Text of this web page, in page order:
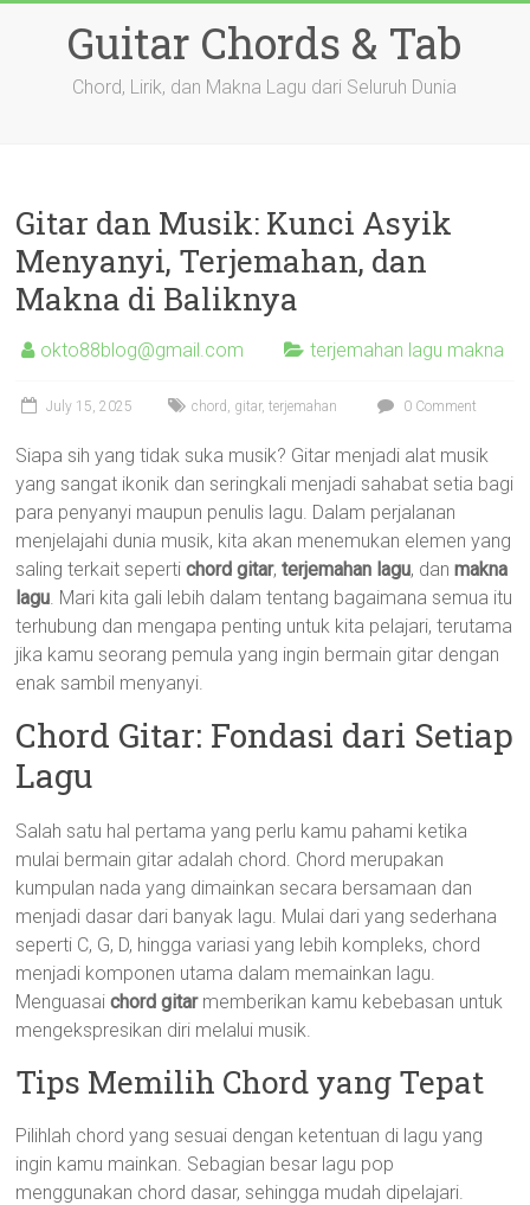
Guitar Chords & Tab
Chord, Lirik, dan Makna Lagu dari Seluruh Dunia
Gitar dan Musik: Kunci Asyik
Menyanyi, Terjemahan, dan
Makna di Baliknya
okto88blog@gmail.com terjemahan lagu makna
July 15, 2025 chord , gitar,terjemahan 0 Comment
Siapa sih yang tidak suka musik? Gitar menjadi alat musik
yang sangat ikonik dan seringkali menjadi sahabat setia bagi
para penyanyi maupun penulis lagu. Dalam perjalanan
menjelajahi dunia musik, kita akan menemukan elemen yang
saling terkait sepertichord gitar,terjemahan lagu, danmakna
lagu. Mari kita gali lebih dalam tentang bagaimana semua itu
terhubung dan mengapa penting untuk kita pelajari, terutama
jika kamu seorang pemula yang ingin bermain gitar dengan
enak sambil menyanyi.
Chord Gitar: Fondasi dari Setiap
Lagu
Salah satu hal pertama yang perlu kamu pahami ketika
mulai bermain gitar adalah chord. Chord merupakan
kumpulan nada yang dimainkan secara bersamaan dan
menjadi dasar dari banyak lagu. Mulai dari yang sederhana
seperti C, G, D, hingga variasi yang lebih kompleks, chord
menjadi komponen utama dalam memainkan lagu.
Menguasaichord gitarmemberikan kamu kebebasan untuk
mengekspresikan diri melalui musik.
Tips Memilih Chord yang Tepat
Pilihlah chord yang sesuai dengan ketentuan di lagu yang
ingin kamu mainkan. Sebagian besar lagu pop
menggunakan chord dasar, sehingga mudah dipelajari.